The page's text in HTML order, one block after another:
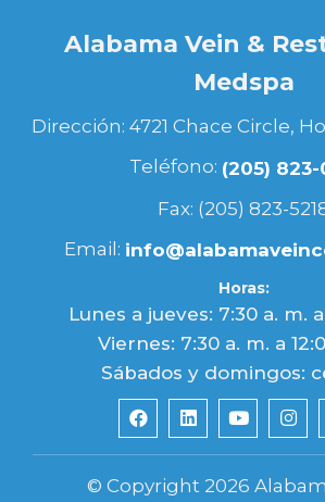
Alabama Vein &
Medspa
Dirección: 4721 Chace Circle,
Teléfono: (205) 823-
Fax: (205) 823-
Email:
Horas:
Lunes a jueves: 7:30 a. m.
Viernes: 7:30 a. m. a
Sábados y domingos:
© Copyright 2026